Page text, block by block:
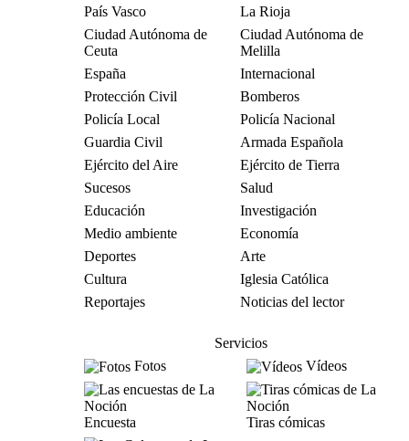
País Vasco
La Rioja
Ciudad Autónoma de
Ceuta
Ciudad Autónoma de
Melilla
España
Internacional
Protección Civil
Bomberos
Policía Local
Policía Nacional
Guardia Civil
Armada Española
Ejército del Aire
Ejército de Tierra
Sucesos
Salud
Educación
Investigación
Medio ambiente
Economía
Deportes
Arte
Cultura
Iglesia Católica
Reportajes
Noticias del lector
Servicios
Fotos
Vídeos
Encuesta Tiras cómicas